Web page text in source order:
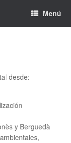
Menú
desde:
y Berguedà